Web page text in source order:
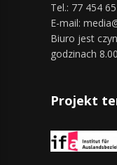
Tel.: 77 454
E-mail:
Biuro jest
godzinach
Projekt